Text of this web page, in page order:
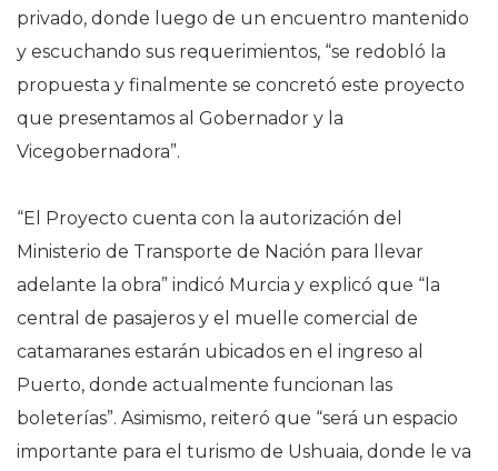
privado, donde luego de un encuentro mantenido
y escuchando sus requerimientos, “se redobló la
propuesta y finalmente se concretó este proyecto
que presentamos al Gobernador y la
Vicegobernadora”.
“El Proyecto cuenta con la autorización del
Ministerio de Transporte de Nación para llevar
adelante la obra” indicó Murcia y explicó que “la
central de pasajeros y el muelle comercial de
catamaranes estarán ubicados en el ingreso al
Puerto, donde actualmente funcionan las
boleterías”. Asimismo, reiteró que “será un espacio
importante para el turismo de Ushuaia, donde le va